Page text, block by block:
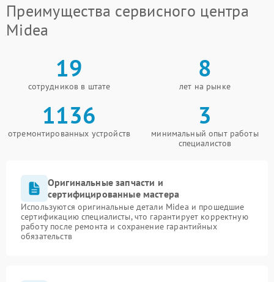
Преимущества сервисного центра
Midea
19
сотрудников в штате
8
лет на рынке
1136
отремонтированных устройств
3
минимальный опыт работы
специалистов
Оригинальные запчасти и
сертифицированные мастера
Используются оригинальные детали Midea и прошедшие
сертификацию специалисты, что гарантирует корректную
работу после ремонта и сохранение гарантийных
обязательств